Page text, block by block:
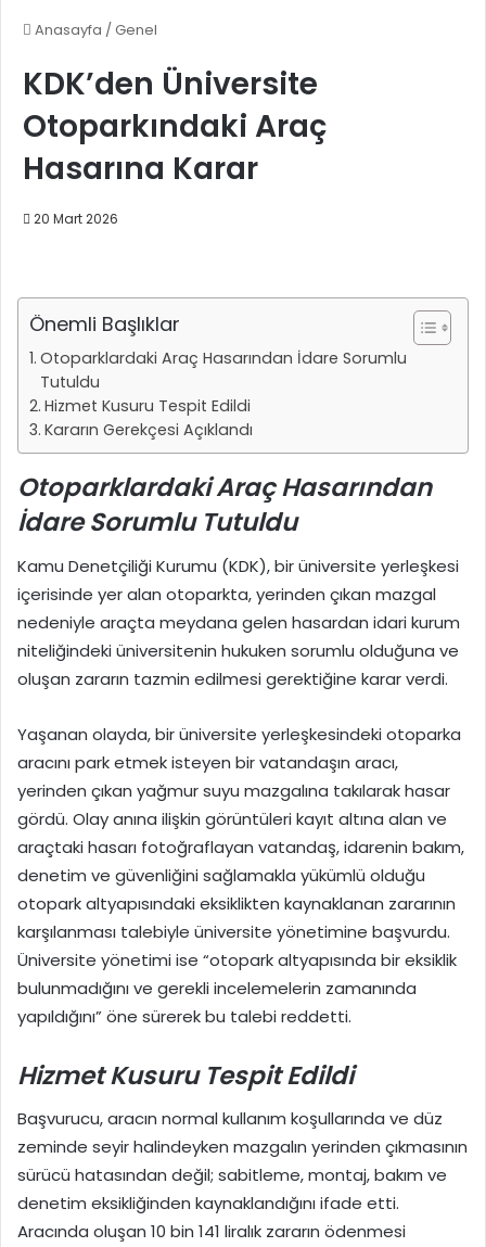
Anasayfa / Genel
KDK’den Üniversite
Otoparkındaki Araç
Hasarına Karar
20 Mart 2026
Önemli Başlıklar
Otoparklardaki Araç Hasarından İdare Sorumlu
Tutuldu
Hizmet Kusuru Tespit Edildi
Kararın Gerekçesi Açıklandı
Otoparklardaki Araç Hasarından
İdare Sorumlu Tutuldu
Kamu Denetçiliği Kurumu (KDK), bir üniversite yerleşkesi
içerisinde yer alan otoparkta, yerinden çıkan mazgal
nedeniyle araçta meydana gelen hasardan idari kurum
niteliğindeki üniversitenin hukuken sorumlu olduğuna ve
oluşan zararın tazmin edilmesi gerektiğine karar verdi.
Yaşanan olayda, bir üniversite yerleşkesindeki otoparka
aracını park etmek isteyen bir vatandaşın aracı,
yerinden çıkan yağmur suyu mazgalına takılarak hasar
gördü. Olay anına ilişkin görüntüleri kayıt altına alan ve
araçtaki hasarı fotoğraflayan vatandaş, idarenin bakım,
denetim ve güvenliğini sağlamakla yükümlü olduğu
otopark altyapısındaki eksiklikten kaynaklanan zararının
karşılanması talebiyle üniversite yönetimine başvurdu.
Üniversite yönetimi ise “otopark altyapısında bir eksiklik
bulunmadığını ve gerekli incelemelerin zamanında
yapıldığını” öne sürerek bu talebi reddetti.
Hizmet Kusuru Tespit Edildi
Başvurucu, aracın normal kullanım koşullarında ve düz
zeminde seyir halindeyken mazgalın yerinden çıkmasının
sürücü hatasından değil; sabitleme, montaj, bakım ve
denetim eksikliğinden kaynaklandığını ifade etti.
Aracında oluşan 10 bin 141 liralık zararın ödenmesi